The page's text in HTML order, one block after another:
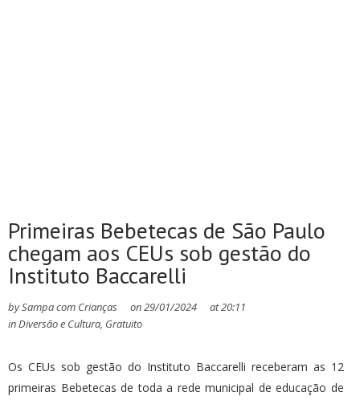
Primeiras Bebetecas de São Paulo
chegam aos CEUs sob gestão do
Instituto Baccarelli
bySampa com Crianças on29/01/2024 at20:11
inDiversão e Cultura, Gratuito
Os CEUs sob gestão do Instituto Baccarelli receberam as 12
primeiras Bebetecas de toda a rede municipal de educação de